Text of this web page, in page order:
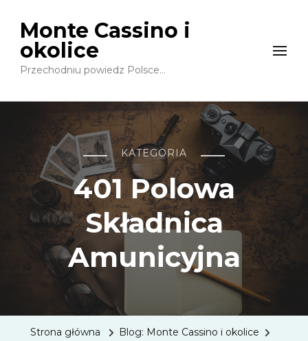
Monte Cassino i
okolice
Przechodniu powiedz Polsce…
KATEGORIA
401 Polowa
Składnica
Amunicyjna
Strona główna
Blog: Monte Cassino i okolice